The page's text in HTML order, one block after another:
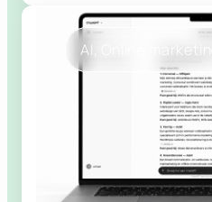
AI Online marketing